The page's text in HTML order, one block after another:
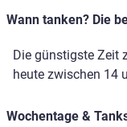
Wann tanken? Die
Die günstigste Zeit
heute zwischen 14
Wochentage &